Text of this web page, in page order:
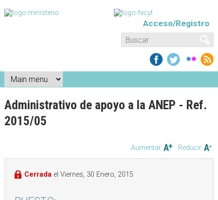
Acceso/Registro
Formulario de búsqueda
Buscar
Administrativo de apoyo a la ANEP - Ref.
2015/05
Aumentar Reducir
Cerradael Viernes, 30 Enero, 2015